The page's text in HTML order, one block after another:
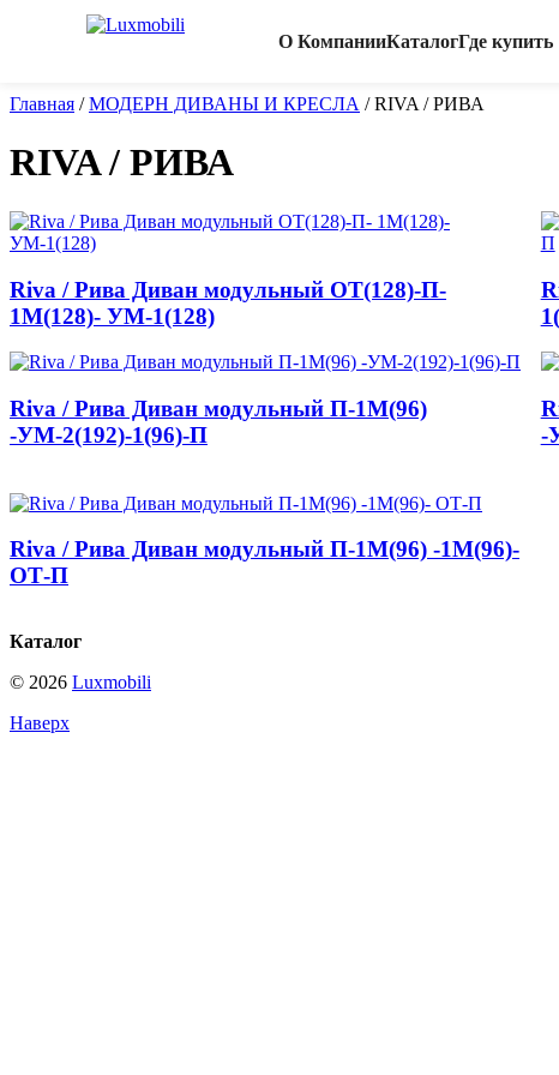
О КомпанииКаталогГде купить
Главная /МОДЕРН ДИВАНЫ И КРЕСЛА /RIVA / РИВА
RIVA / РИВА
Riva / Рива Диван модульный ОТ(128)-П-
1М(128)- УМ-1(128)
Riva / Рива Диван модульный П-1М(96)
-УМ-2(192)-1(96)-П
-
Riva / Рива Диван модульный П-1М(96) -1М(96)-
ОТ-П
Каталог
© 2026 Luxmobili
Наверх